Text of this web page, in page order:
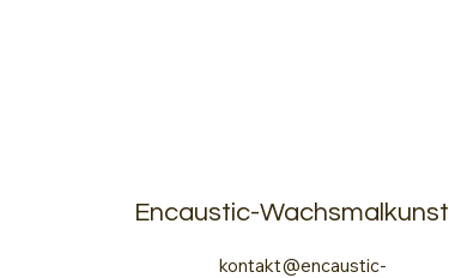
Encaustic-Wachsmalkunst
kontakt@encaustic-